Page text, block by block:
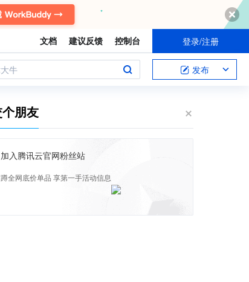
文档 建议反馈 控制台 登录/注册
牛 发布
朋友
加入腾讯云官网粉丝站
蹲全网底价单品 享第一手活动信息